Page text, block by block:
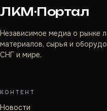
ЛКМ·Портал
Независимое медиа о рынке
материалов, сырья и
СНГ и мире.
КОНТЕНТ
Новости